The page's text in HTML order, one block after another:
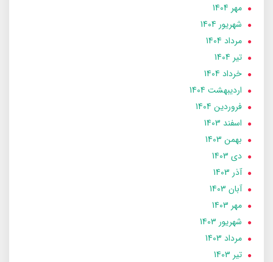
مهر 1404
شهریور 1404
مرداد 1404
تير 1404
خرداد 1404
ارديبهشت 1404
فروردین 1404
اسفند 1403
بهمن 1403
دی 1403
آذر 1403
آبان 1403
مهر 1403
شهریور 1403
مرداد 1403
تير 1403